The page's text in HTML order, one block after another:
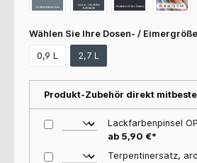
Wählen Sie Ihre Dosen- / Eimergröße
0,9 L 2,7 L
Produkt-Zubehör direkt
Lackfarbenpinsel
ab 5,90 €*
Terpentinersatz,